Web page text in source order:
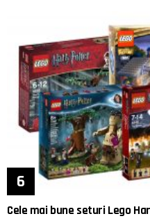
Cele mai bune seturi Lego